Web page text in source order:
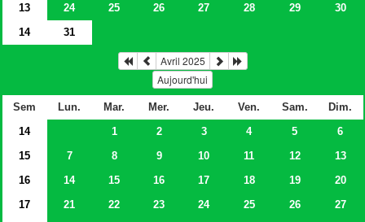
13
24 25 26 27 28 29
30
14
31
Avril 2025
Aujourd'hui
Sem Lun. Mar. Mer. Jeu. Ven. Sam.
Dim.
14
1 2 3 4 5
6
15
7 8 9 10 11 12
13
16
14 15 16 17 18 19
20
17
21 22 23 24 25 26
27